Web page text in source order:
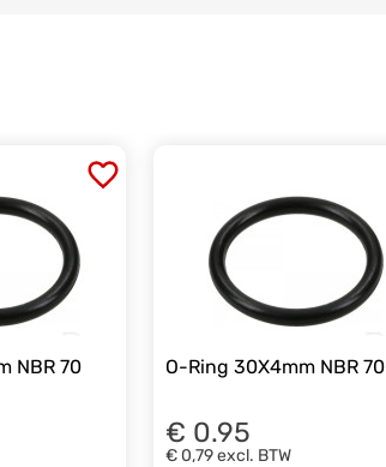
NBR 70 O-Ring 30X4mm NBR 70
€ 0.95
€ 0,79excl. BTW